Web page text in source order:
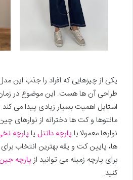
یکی از چیزهایی که افراد را جذب این
طراحی آن ها هست. این موضوع در
استایل اهمیت بسیار زیادی پیدا می
مانتوها و کت ها دخترانه از نوارهای
نوارها معمولا با پارچه دانتل یاپارچه
ها، پایین کت و یقه بهترین انتخاب
برای پارچه زمینه می توانید از پارچه جین
کنید.